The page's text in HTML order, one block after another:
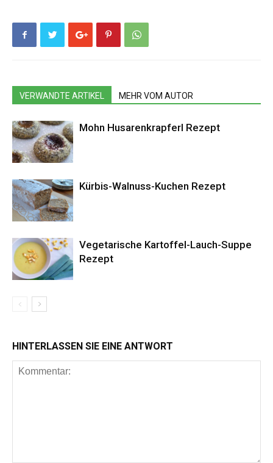
VERWANDTE ARTIKEL MEHR VOM AUTOR
Mohn Husarenkrapferl Rezept
Kürbis-Walnuss-Kuchen Rezept
Vegetarische Kartoffel-Lauch-Suppe
Rezept
HINTERLASSEN SIE EINE ANTWORT